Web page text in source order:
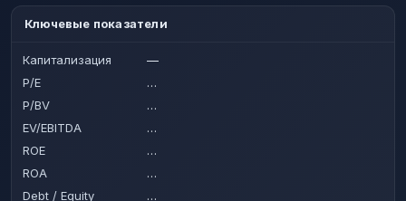
Ключевые показатели
Капитализация
—
P/E
…
P/BV
…
EV/EBITDA
…
ROE
…
ROA
…
Debt / Equity
…